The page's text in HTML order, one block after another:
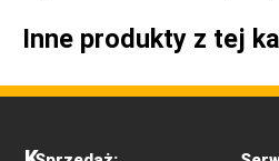
Inne produkty z tej